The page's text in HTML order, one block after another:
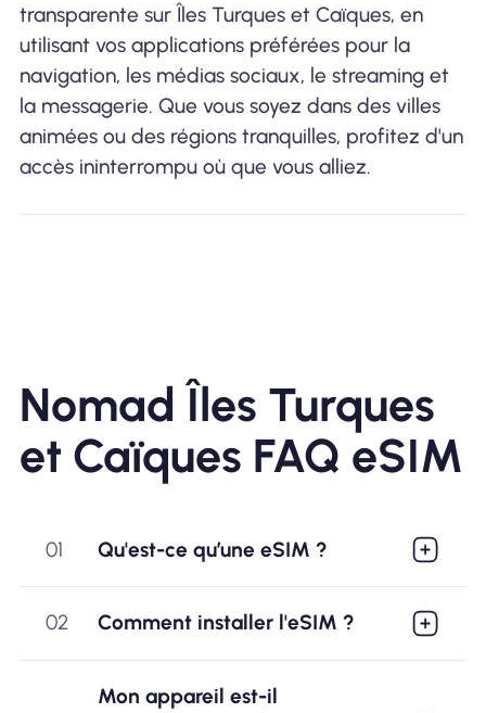
transparente sur Îles Turques et Caïques, en
utilisant vos applications préférées pour la
navigation, les médias sociaux, le streaming et
la messagerie. Que vous soyez dans des villes
animées ou des régions tranquilles, profitez d'un
accès ininterrompu où que vous alliez.
Nomad Îles Turques
et Caïques FAQ eSIM
01 Qu'est-ce qu’une eSIM ?
02 Comment installer l'eSIM ?
Mon appareil est-il